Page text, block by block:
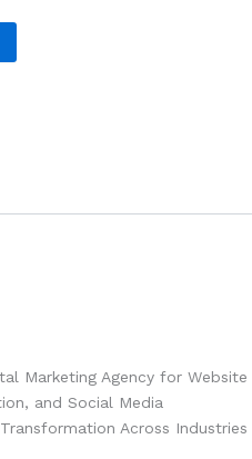
Marketing Agency for Website
and Social Media
Across Industries